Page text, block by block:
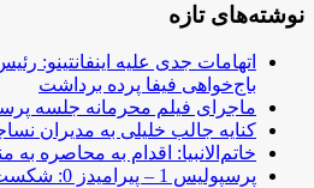
نوشته‌های تازه
اتهامات جدی علیه اینفانتینو:
باج‌خواهی فیفا پرده برداشت
ماجرای فیلم محرمانه جلسه
کنایه جالب خلیلی به مدیران
خاتم‌الانبیا: اقدام به محاصره
پرسپولیس 1 – پیرامیدز 0: شکست قهرمان آفریقا!